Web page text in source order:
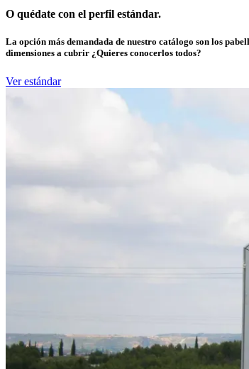
O quédate con el perfil estándar.
La opción más demandada de nuestro catálogo son los
dimensiones a cubrir ¿Quieres conocerlos todos?
Ver estándar